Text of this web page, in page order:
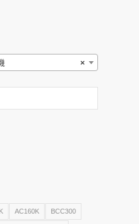
×
AC160K BCC300